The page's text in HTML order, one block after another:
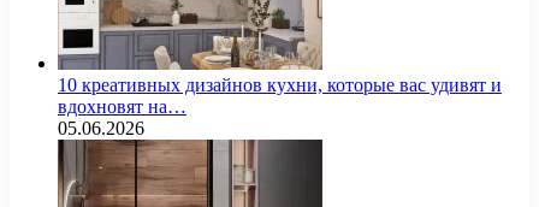
10 креативных дизайнов кухни, которые вас удивят и
вдохновят на…
05.06.2026